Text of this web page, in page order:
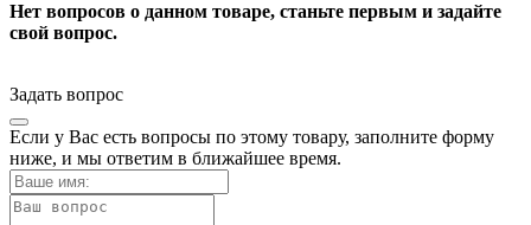
Нет вопросов о данном товаре, станьте первым и задайте
свой вопрос.
Задать вопрос
Если у Вас есть вопросы по этому товару, заполните форму
ниже, и мы ответим в ближайшее время.